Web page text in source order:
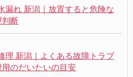
漏れ 新潟｜放置すると危険な
判断
理 新潟｜よくある故障トラブ
用のだいたいの目安